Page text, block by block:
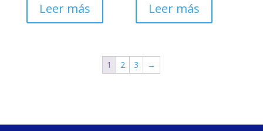
Leer más Leer más
1 2 3 →